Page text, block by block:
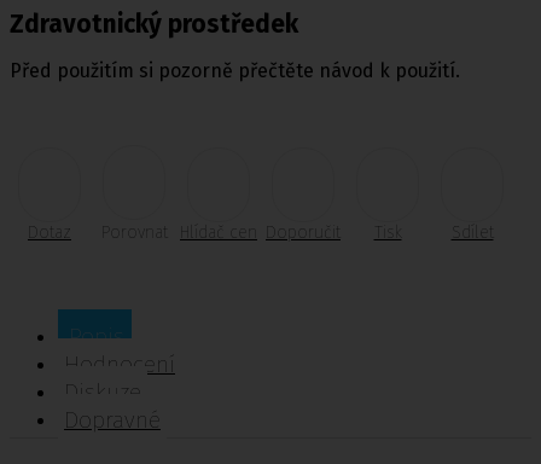
Zdravotnický prostředek
Před použitím si pozorně přečtěte návod k použití.
Dotaz Porovnat Doporučit Tisk Sdílet
Popis
Hodnocení
Diskuze
Dopravné